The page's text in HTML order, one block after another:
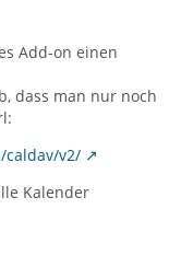
Add-on einen
dass man nur noch
caldav/v2/
Kalender